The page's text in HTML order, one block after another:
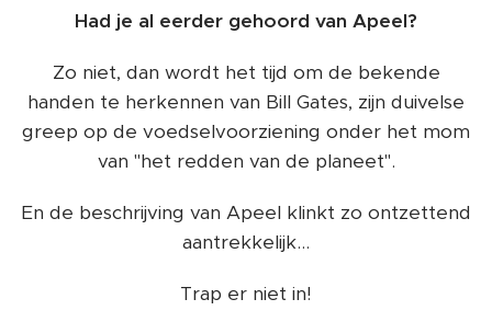
Had je al eerder gehoord van Apeel?
Zo niet, dan wordt het tijd om de bekende
handen te herkennen van Bill Gates, zijn duivelse
greep op de voedselvoorziening onder het mom
van "het redden van de planeet".
En de beschrijving van Apeel klinkt zo ontzettend
aantrekkelijk...
Trap er niet in!